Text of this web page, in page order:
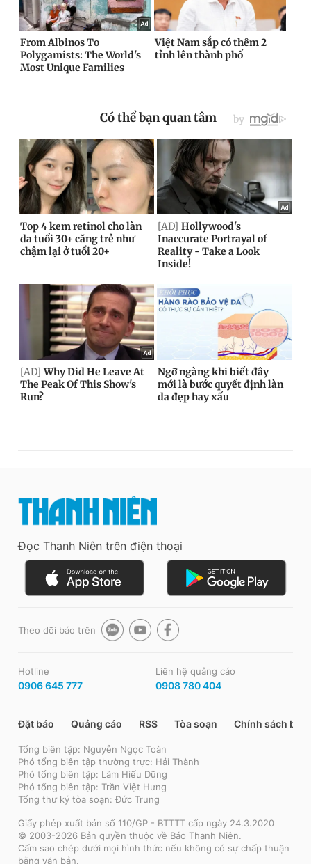
Đọc Thanh Niên trên điện thoại
Theo dõi báo trên
Hotline
0906 645 777
Liên hệ quảng cáo
0908 780 404
Đặt báo Quảng cáo RSS Tòa soạn Chính sách bảo
Tổng biên tập: Nguyễn Ngọc Toàn
Phó tổng biên tập thường trực: Hải Thành
Phó tổng biên tập: Lâm Hiếu Dũng
Phó tổng biên tập: Trần Việt Hưng
Tổng thư ký tòa soạn: Đức Trung
Giấy phép xuất bản số 110/GP - BTTTT cấp ngày 24.3.2020
© 2003-2026 Bản quyền thuộc về Báo Thanh Niên.
Cấm sao chép dưới mọi hình thức nếu không có sự chấp thuận
bằng văn bản.